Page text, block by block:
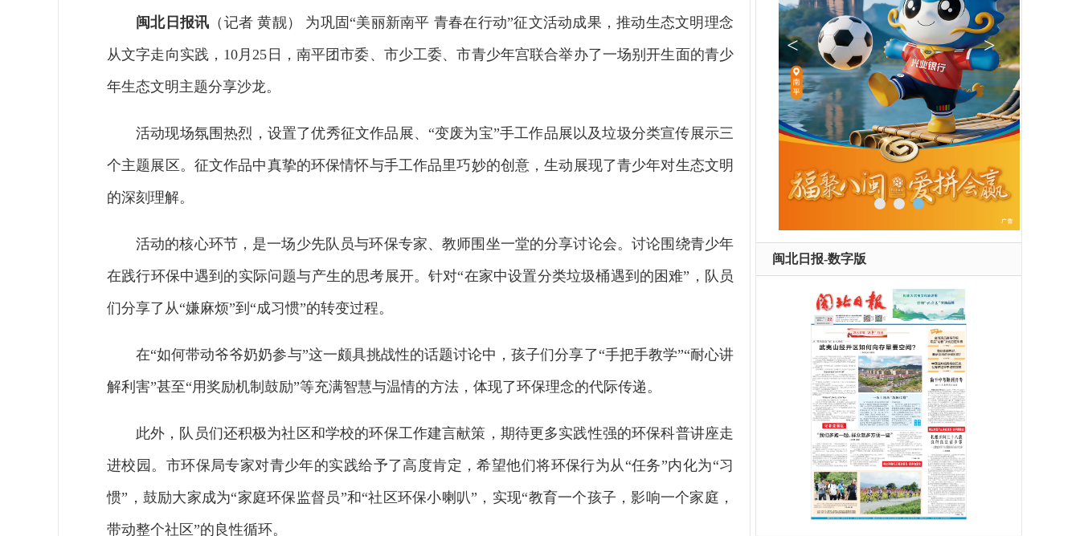
闽北日报讯 （记者 黄靓） 为巩固“美丽新南平 青春在行动”征文活动成果，推动生态文明理念
从文字走向实践，10月25日，南平团市委、市少工委、市青少年宫联合举办了一场别开生面的青少
年生态文明主题分享沙龙。
活动现场氛围热烈，设置了优秀征文作品展、“变废为宝”手工作品展以及垃圾分类宣传展示三
个主题展区。征文作品中真挚的环保情怀与手工作品里巧妙的创意，生动展现了青少年对生态文明
的深刻理解。
活动的核心环节，是一场少先队员与环保专家、教师围坐一堂的分享讨论会。讨论围绕青少年
在践行环保中遇到的实际问题与产生的思考展开。针对“在家中设置分类垃圾桶遇到的困难”，队员
们分享了从“嫌麻烦”到“成习惯”的转变过程。
在“如何带动爷爷奶奶参与”这一颇具挑战性的话题讨论中，孩子们分享了“手把手教学”“耐心讲
解利害”甚至“用奖励机制鼓励”等充满智慧与温情的方法，体现了环保理念的代际传递。
此外，队员们还积极为社区和学校的环保工作建言献策，期待更多实践性强的环保科普讲座走
进校园。市环保局专家对青少年的实践给予了高度肯定，希望他们将环保行为从“任务”内化为“习
惯”，鼓励大家成为“家庭环保监督员”和“社区环保小喇叭”，实现“教育一个孩子，影响一个家庭，
带动整个社区”的良性循环。
闽北日报-数字版